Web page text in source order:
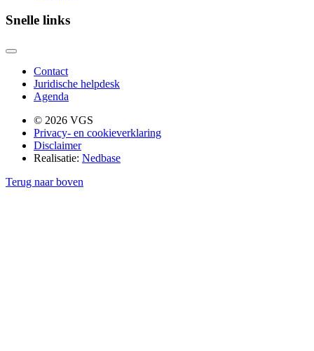
Snelle links
Contact
Juridische helpdesk
Agenda
© 2026 VGS
Privacy- en cookieverklaring
Disclaimer
Realisatie: Nedbase
Terug naar boven